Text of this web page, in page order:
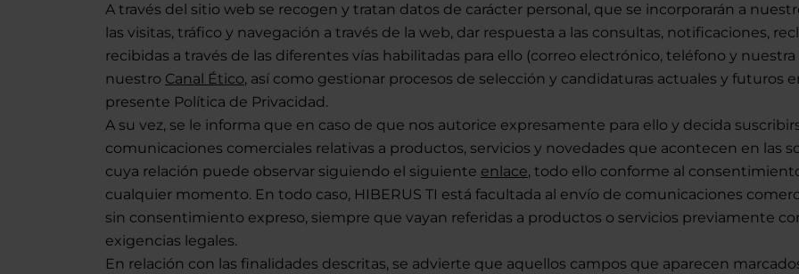
A través del sitio web se recogen y tratan datos de carácter personal, que se incorporarán a
las visitas, tráfico y navegación a través de la web, dar respuesta a las consultas, notificaciones,
recibidas a través de las diferentes vías habilitadas para ello (correo electrónico, teléfono y
nuestro Canal Ético, así como gestionar procesos de selección y candidaturas actuales y futuros
presente Política de Privacidad.
A su vez, se le informa que en caso de que nos autorice expresamente para ello y decida
comunicaciones comerciales relativas a productos, servicios y novedades que acontecen en las
cuya relación puede observar siguiendo el siguiente enlace, todo ello conforme al
cualquier momento. En todo caso, HIBERUS TI está facultada al envío de comunicaciones
sin consentimiento expreso, siempre que vayan referidas a productos o servicios previamente
exigencias legales.
En relación con las finalidades descritas, se advierte que aquellos campos que aparecen